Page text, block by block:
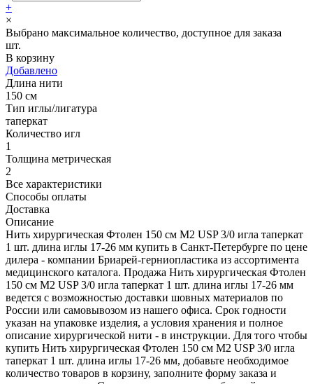
+
×
Выбрано максимальное количество, доступное для заказа
шт.
В корзину
Добавлено
Длина нити
150 см
Тип иглы/лигатура
таперкат
Количество игл
1
Толщина метрическая
2
Все характеристики
Способы оплаты
Доставка
Описание
Нить хирургическая Фтолен 150 см М2 USP 3/0 игла таперкат
1 шт. длина иглы 17-26 мм купить в Санкт-Петербурге по цене
дилера - компании Бриарей-герниопластика из ассортимента
медицинского каталога. Продажа Нить хирургическая Фтолен
150 см М2 USP 3/0 игла таперкат 1 шт. длина иглы 17-26 мм
ведется с возможностью доставки шовных материалов по
России или самовывозом из нашего офиса. Срок годности
указан на упаковке изделия, а условия хранения и полное
описание хирургической нити - в инструкции. Для того чтобы
купить Нить хирургическая Фтолен 150 см М2 USP 3/0 игла
таперкат 1 шт. длина иглы 17-26 мм, добавьте необходимое
количество товаров в корзину, заполните форму заказа и